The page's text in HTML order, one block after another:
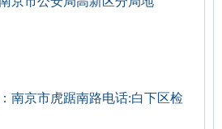
南京市虎踞南路电话:白下区检